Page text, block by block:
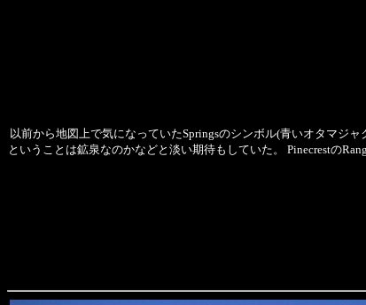
以前から地図上で気になっていたSpringsのシンボル(青いオタマジ
ということは鉱泉なのかなどと淡い期待もしていた。 Pinecrestの